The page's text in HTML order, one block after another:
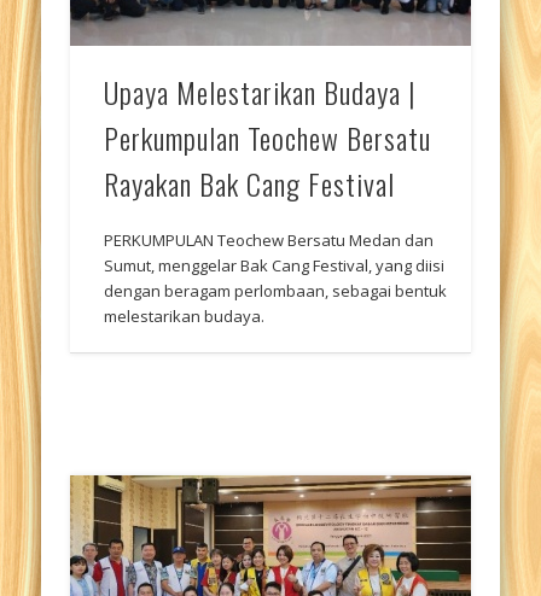
Upaya Melestarikan Budaya |
Perkumpulan Teochew Bersatu
Rayakan Bak Cang Festival
PERKUMPULAN Teochew Bersatu Medan dan
Sumut, menggelar Bak Cang Festival, yang diisi
dengan beragam perlombaan, sebagai bentuk
melestarikan budaya.